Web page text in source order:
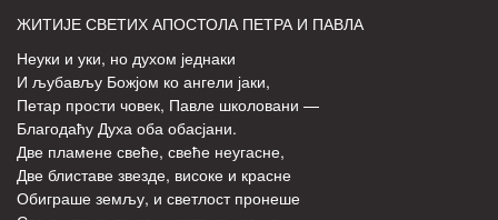
ЖИТИЈЕ СВЕТИХ АПОСТОЛА ПЕТРА И ПАВЛА
Неуки и уки, но духом једнаки
И љубављу Божјом ко ангели јаки,
Петар прости човек, Павле школовани —
Благодаћу Духа оба обасјани.
Две пламене свеће, свеће неугасне,
Две блиставе звезде, високе и красне
Обиграше земљу, и светлост пронеше